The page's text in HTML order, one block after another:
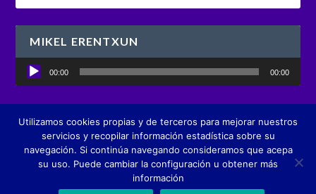
MIKEL ERENTXUN
Reproductor
de
00:00 00:00
Diseñado por Boutique de Comunicación creActivos
Utilizamos cookies propias y de terceros para mejorar nuestros
servicios y recopilar información estadística sobre su
navegación. Si continúa navegando consideramos que acepa
su uso. Puede cambiar la configuración u obtener más
información